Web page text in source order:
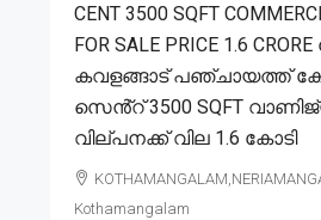
CENT 3500 SQFT
FOR SALE PRICE 1.6
കവളങ്ങാട് പഞ്ചായത്ത്
സെൻ്റ് 3500 SQFT
വില്പനക്ക് വില 1.6 കോടി
Kothamangalam